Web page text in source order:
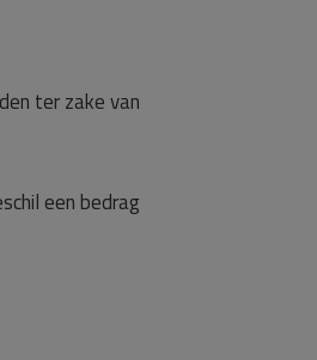
ter zake van
een bedrag